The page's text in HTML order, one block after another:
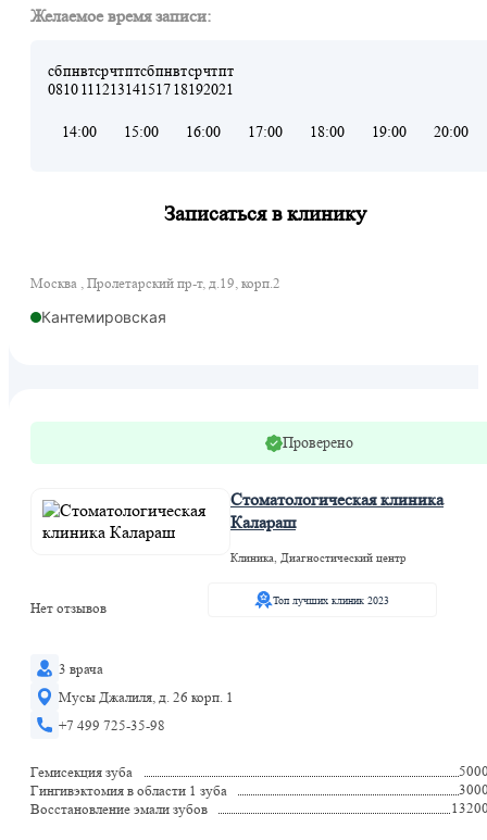
Желаемое время записи:
сб
08
пн
10
вт
11
ср
12
чт
13
пт
14
сб
15
пн
17
вт
18
ср
19
чт
20
пт
21
14:00 15:00 16:00 17:00 18:00 19:00 20:00
Записаться в клинику
Москва , Пролетарский пр-т, д.19, корп.2
Кантемировская
Проверено
Стоматологическая клиника
Калараш
Клиника, Диагностический центр
Нет отзывов
Топ лучших клиник 2023
3 врача
Мусы Джалиля, д. 26 корп. 1
+7 499 725-35-98
Гемисекция зуба
Гингивэктомия в области 1 зуба
Восстановление эмали зубов